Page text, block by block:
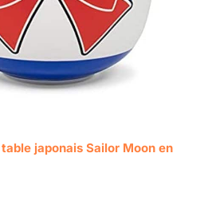
japonais Sailor Moon en